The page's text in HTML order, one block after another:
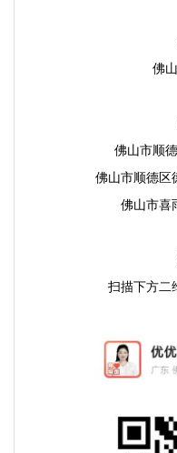
佛
佛山市顺
佛山市顺德区
佛山市喜
扫描下方二